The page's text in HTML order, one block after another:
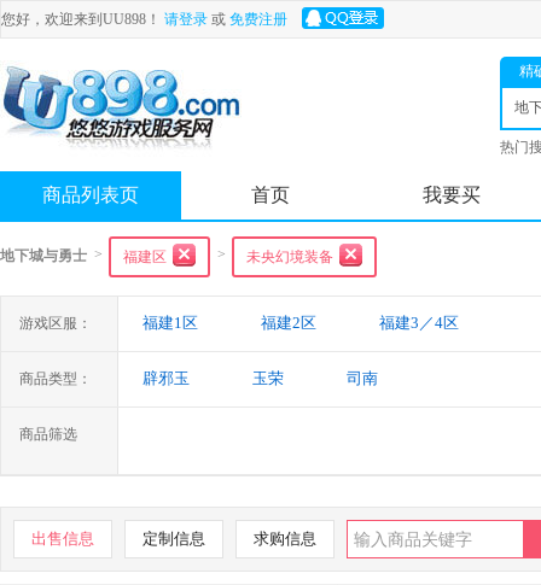
您好，欢迎来到UU898！ 请登录 或 免费注册
精
地
士
热门
商品列表页 首页 我要买
地下城与勇士 > 福建区 > 未央幻境装备
游戏区服： 福建1区 福建2区 福建3／4区
商品类型： 辟邪玉 玉荣 司南
商品筛选
出售信息 定制信息 求购信息